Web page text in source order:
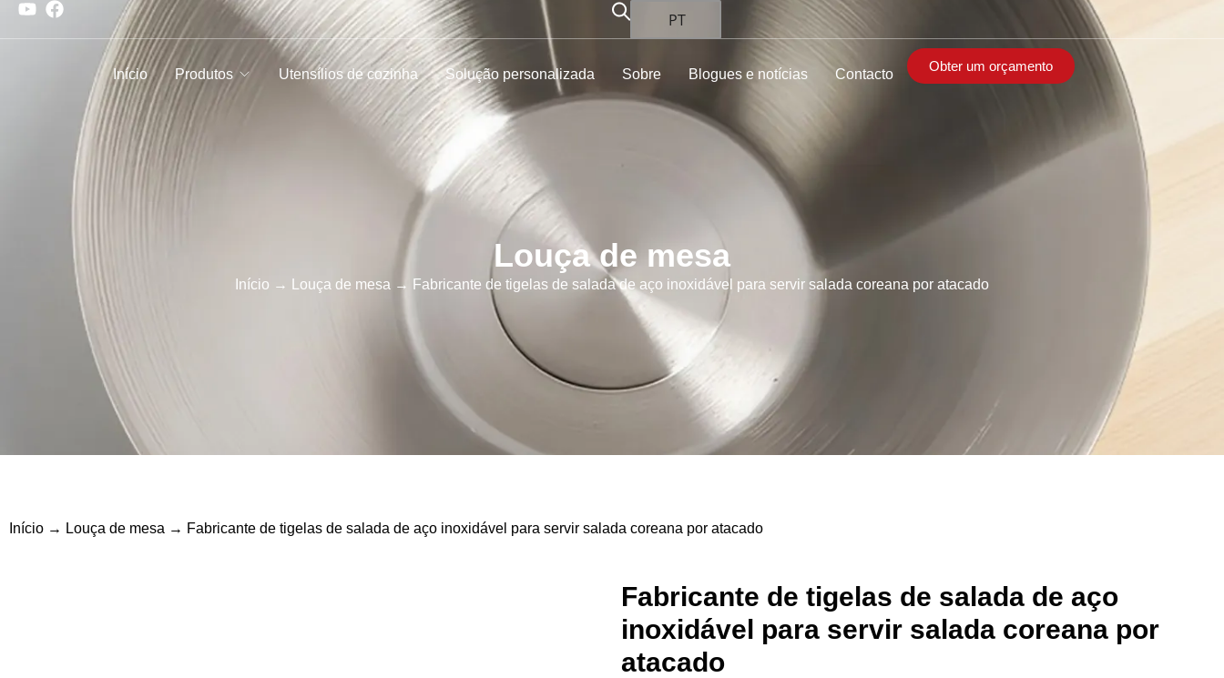
PT
Início Produtos Utensílios de cozinha Solução personalizada Sobre Blogues e notícias Contacto
Obter um orçamento
Louça de mesa
Início → Louça de mesa → Fabricante de tigelas de salada de aço inoxidável para servir salada coreana por atacado
Início → Louça de mesa → Fabricante de tigelas de salada de aço inoxidável para servir salada coreana por atacado
Fabricante de tigelas de salada de aço
inoxidável para servir salada coreana por
atacado